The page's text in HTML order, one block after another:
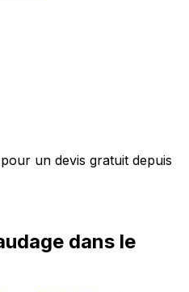
un devis gratuit depuis
dans le